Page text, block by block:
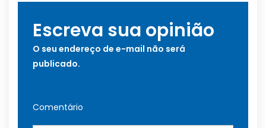
Escreva sua opinião
O seu endereço de e-mail não será
publicado.
Comentário